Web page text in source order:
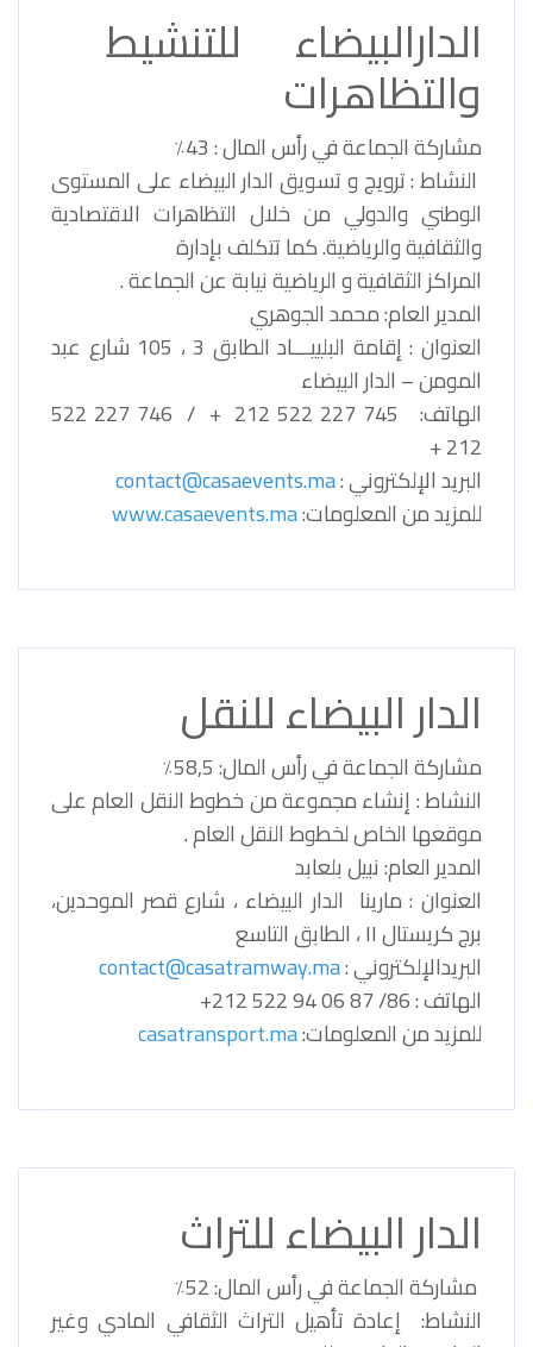
الدارالبيضاء للتنشيط
والتظاهرات
مشاركة الجماعة في رأس المال : 43٪
النشاط : ترويج و تسويق الدار البيضاء على المستوى
الوطني والدولي من خلال التظاهرات الاقتصادية
والثقافية والرياضية. كما تتكلف بإدارة
المراكز الثقافية و الرياضية نيابة عن الجماعة .
المدير العام: محمد الجوهري
العنوان : إقامة البلييـــاد الطابق 3 ، 105 شارع عبد
المومن – الدار البيضاء
الهاتف: 745 227 522 212 + / 746 227 522
212 +
البريد الإلكتروني :contact@casaevents.ma
للمزيد من المعلومات:www.casaevents.ma
الدار البيضاء للنقل
مشاركة الجماعة في رأس المال: 58,5٪
النشاط : إنشاء مجموعة من خطوط النقل العام على
موقعها الخاص لخطوط النقل العام .
المدير العام: نبيل بلعابد
العنوان : مارينا الدار البيضاء ، شارع قصر الموحدين،
برج كريستال II ، الطابق التاسع
البريدالإلكتروني :contact@casatramway.ma
الهاتف : 86/ 87 06 94 522 212+
للمزيد من المعلومات:casatransport.ma
الدار البيضاء للتراث
مشاركة الجماعة في رأس المال: 52٪
النشاط: إعادة تأهيل التراث الثقافي المادي وغير